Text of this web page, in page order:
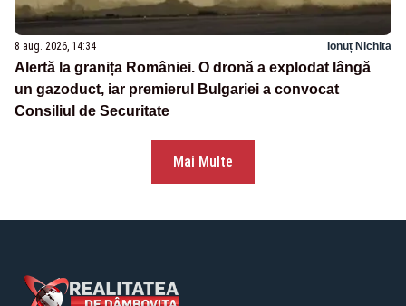
8 aug. 2026, 14:34 Ionuț Nichita
Alertă la granița României. O dronă a explodat lângă
un gazoduct, iar premierul Bulgariei a convocat
Consiliul de Securitate
Mai Multe